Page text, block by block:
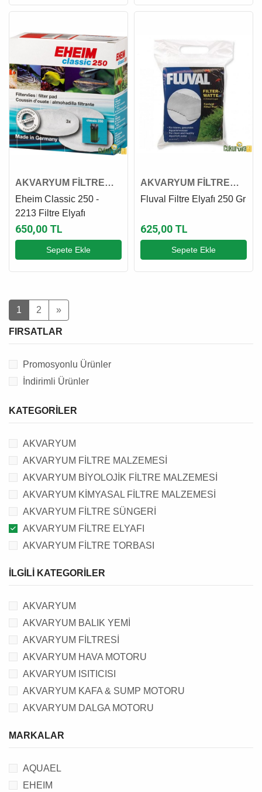
AKVARYUM FİLTRE
ELYAFI
Eheim Classic 250 -
2213 Filtre Elyafı
650,00 TL
Sepete Ekle
AKVARYUM FİLTRE
ELYAFI
Fluval Filtre Elyafı 250 Gr
625,00 TL
Sepete Ekle
1 2 »
FIRSATLAR
Promosyonlu Ürünler
İndirimli Ürünler
KATEGORILER
AKVARYUM
AKVARYUM FİLTRE MALZEMESİ
AKVARYUM BİYOLOJİK FİLTRE MALZEMESİ
AKVARYUM KİMYASAL FİLTRE MALZEMESİ
AKVARYUM FİLTRE SÜNGERİ
AKVARYUM FİLTRE ELYAFI
AKVARYUM FİLTRE TORBASI
İLGILI KATEGORILER
AKVARYUM
AKVARYUM BALIK YEMİ
AKVARYUM FİLTRESİ
AKVARYUM HAVA MOTORU
AKVARYUM ISITICISI
AKVARYUM KAFA & SUMP MOTORU
AKVARYUM DALGA MOTORU
AKVARYUM PROTEIN SKIMMER
AKVARYUM BİTKİ & CO2 EKİPMANI
MARKALAR
AQUAEL
EHEIM